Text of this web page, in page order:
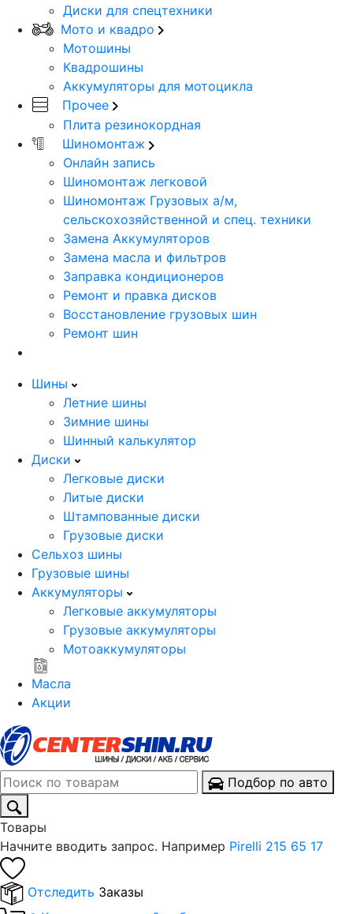
Диски для спецтехники
Мото и квадро
Мотошины
Квадрошины
Аккумуляторы для мотоцикла
Прочее
Плита резинокордная
Шиномонтаж
Онлайн запись
Шиномонтаж легковой
Шиномонтаж Грузовых а/м,
сельскохозяйственной и спец. техники
Замена Аккумуляторов
Замена масла и фильтров
Заправка кондиционеров
Ремонт и правка дисков
Восстановление грузовых шин
Ремонт шин
Шины
Летние шины
Зимние шины
Шинный калькулятор
Диски
Легковые диски
Литые диски
Штампованные диски
Грузовые диски
Сельхоз шины
Грузовые шины
Аккумуляторы
Легковые аккумуляторы
Грузовые аккумуляторы
Мотоаккумуляторы
Масла
Акции
Подбор по авто
Товары
Начните вводить запрос. Например Pirelli 215 65 17
Отследить Заказы